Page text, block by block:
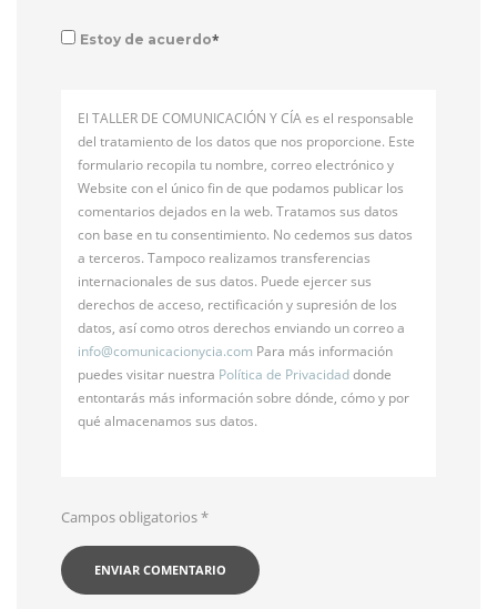
Estoy de acuerdo*
El TALLER DE COMUNICACIÓN Y CÍA es el responsable
del tratamiento de los datos que nos proporcione. Este
formulario recopila tu nombre, correo electrónico y
Website con el único fin de que podamos publicar los
comentarios dejados en la web. Tratamos sus datos
con base en tu consentimiento. No cedemos sus datos
a terceros. Tampoco realizamos transferencias
internacionales de sus datos. Puede ejercer sus
derechos de acceso, rectificación y supresión de los
datos, así como otros derechos enviando un correo a
info@comunicacionycia.com Para más información
puedes visitar nuestra Política de Privacidaddonde
entontarás más información sobre dónde, cómo y por
qué almacenamos sus datos.
Campos obligatorios*